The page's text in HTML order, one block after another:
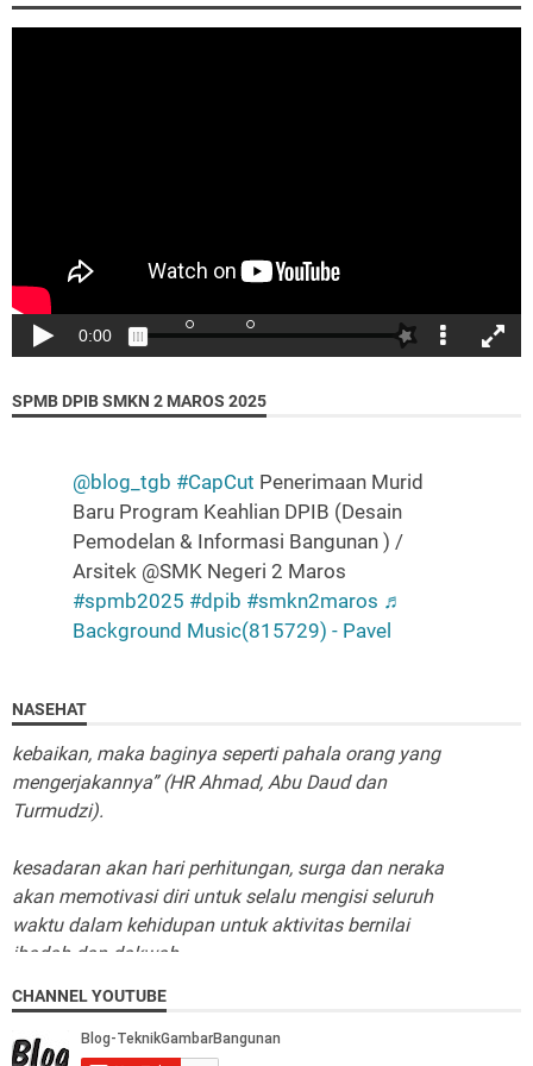
SPMB DPIB SMKN 2 MAROS 2025
@blog_tgb #CapCut Penerimaan Murid
Baru Program Keahlian DPIB (Desain
Pemodelan & Informasi Bangunan ) /
Arsitek @SMK Negeri 2 Maros
#spmb2025 #dpib #smkn2maros ♬
Background Music(815729) - Pavel
NASEHAT
sehingga amalan apapun adalah harus selalu
disandarkan pada kesadaran bahwa Allah mengawasi
gerak gerik kita….."
"TIADA KEMULIAAN TANPA ISLAM, TIADA SEMPURNA
ISLAM TANPA SYARIAH, TAKKAN TEGAK SYARIAH
TANPA DAULAH, DAULAH KHILAFAH RASIDAH."
kebaikan, maka baginya seperti pahala orang yang
mengerjakannya” (HR Ahmad, Abu Daud dan
Turmudzi).
akan memotivasi diri untuk selalu mengisi seluruh
waktu dalam kehidupan untuk aktivitas bernilai
ibadah dan dakwah.
pada Allah SWT. Mengharapkan sesuatu selain
dariNya berarti meminta kesia-siaan dan
CHANNEL YOUTUBE